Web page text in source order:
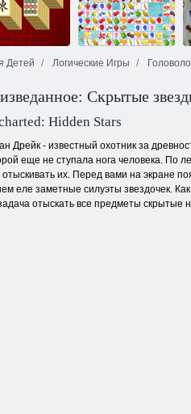
Пасьянс Паук
Маджонг
Фрукты
Детей Логические Игры
Скрытые
Hidden Stars
Дрейк - известный охотник за
еще не ступала нога человека. По
отыскивать их. Перед вами на экране
еле заметные силуэты звездочек.
отыскать все предметы